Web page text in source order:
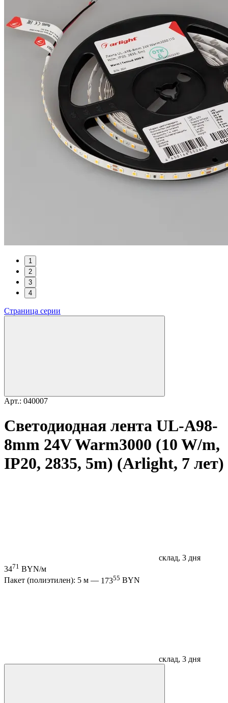
1
2
3
4
Страница серии
Арт.: 040007
Светодиодная лента UL-A98-
8mm 24V Warm3000 (10 W/m,
IP20, 2835, 5m) (Arlight, 7 лет)
склад, 3 дня
3471 BYN/м
Пакет (полиэтилен): 5 м — 17355 BYN
склад, 3 дня